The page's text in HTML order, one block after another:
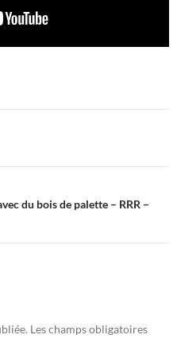
du bois de palette – RRR –
Les champs obligatoires